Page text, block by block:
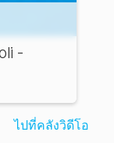
-
ไปที่คลังวิดีโอ